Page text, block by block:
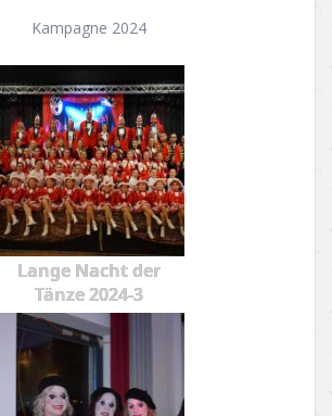
Kampagne 2024
Lange Nacht der
Tänze 2024-3